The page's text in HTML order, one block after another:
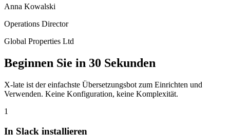
Anna Kowalski
Operations Director
Global Properties Ltd
Beginnen Sie in 30 Sekunden
X-late ist der einfachste Übersetzungsbot zum Einrichten und
Verwenden. Keine Konfiguration, keine Komplexität.
1
In Slack installieren